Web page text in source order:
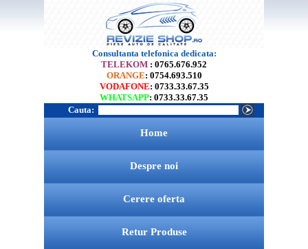
Consultanta telefonica dedicata:
TELEKOM : 0765.676.952
ORANGE: 0754.693.510
VODAFONE: 0733.33.67.35
WHATSAPP: 0733.33.67.35
Cauta:
Home
Despre noi
Cerere oferta
Retur Produse